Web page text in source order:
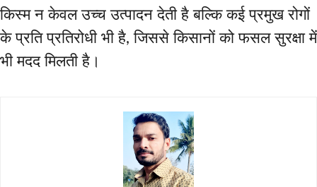
किस्म न केवल उच्च उत्पादन देती है बल्कि कई प्रमुख रोगों
के प्रति प्रतिरोधी भी है, जिससे किसानों को फसल सुरक्षा में
भी मदद मिलती है।